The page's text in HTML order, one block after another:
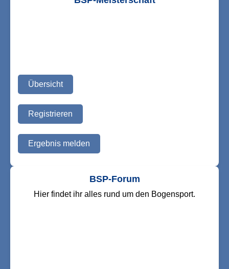
Übersicht
Registrieren
Ergebnis melden
BSP-Forum
Hier findet ihr alles rund um den Bogensport.